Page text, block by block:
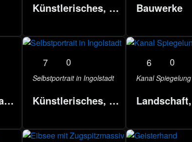
Künstlerisches, Events Bauwerke
Landschaft, Draußen
7 0
Selbstportrait in Ingolstadt
Künstlerisches, Events
6 0
Kanal Spiegelung